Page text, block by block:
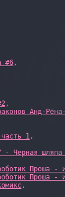
#6,
,
Анд-
1,
- Черная
Проша -
Проша -
,